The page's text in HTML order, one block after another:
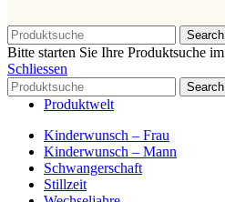
Search
Bitte starten Sie Ihre Produktsuche
Schliessen
Search
Produktwelt
Kinderwunsch – Frau
Kinderwunsch – Mann
Schwangerschaft
Stillzeit